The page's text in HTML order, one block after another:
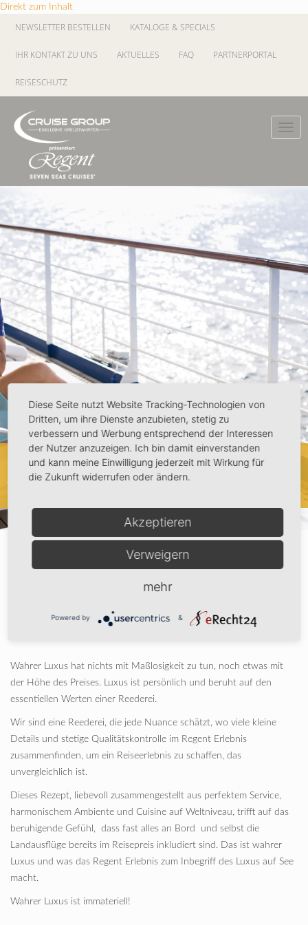
Direkt zum Inhalt
NEWSLETTER BESTELLEN KATALOGE & SPECIALS
IHR KONTAKT ZU UNS AKTUELLES FAQ PARTNERPORTAL
REISESCHUTZ
BUCHEN SIE IHRE
MAin
WAHRER LUXUS IST
Das Regent Erlebnis
Wahrer Luxus hat nichts mit Maßlosigkeit zu tun, noch etwas mit
der Höhe des Preises. Luxus ist persönlich und beruht auf den
essentiellen Werten einer Reederei.
Wir sind eine Reederei, die jede Nuance schätzt, wo viele kleine
Details und stetige Qualitätskontrolle im Regent Erlebnis
zusammenfinden, um ein Reiseerlebnis zu schaffen, das
unvergleichlich ist.
Dieses Rezept, liebevoll zusammengestellt aus perfektem Service,
harmonischem Ambiente und Cuisine auf Weltniveau, trifft auf das
beruhigende Gefühl, dass fast alles an Bord und selbst die
Landausflüge bereits im Reisepreis inkludiert sind. Das ist wahrer
Luxus und was das Regent Erlebnis zum Inbegriff des Luxus auf See
macht.
Wahrer Luxus ist immateriell!
Diese Seite nutzt Website Tracking-Technologien von
Dritten, um ihre Dienste anzubieten, stetig zu
verbessern und Werbung entsprechend der Interessen
der Nutzer anzuzeigen. Ich bin damit einverstanden
und kann meine Einwilligung jederzeit mit Wirkung für
die Zukunft widerrufen oder ändern.
Akzeptieren
Verweigern
mehr
Powered by &